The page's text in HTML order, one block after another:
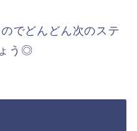
でどんどん次のステ
う◎